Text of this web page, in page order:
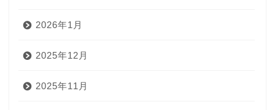
2026年1月
2025年12月
2025年11月